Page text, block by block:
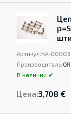
Артикул:КА-
Производитель:
В наличии ✔
Цена:3,708 €